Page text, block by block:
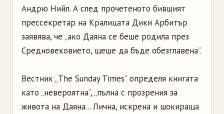
Андрю Нийл. А след прочетеното бившият
прессекретар на Кралицата Дики Арбитър
заявява, че „ако Даяна се беше родила през
Средновековието, щеше да бъде обезглавена“.
Вестник „The Sunday Times“ определя книгата
като „невероятна“, „пълна с прозрения за
живота на Даяна... Лична, искрена и шокираща